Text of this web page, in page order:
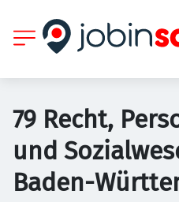
79 Recht,
und
Baden-